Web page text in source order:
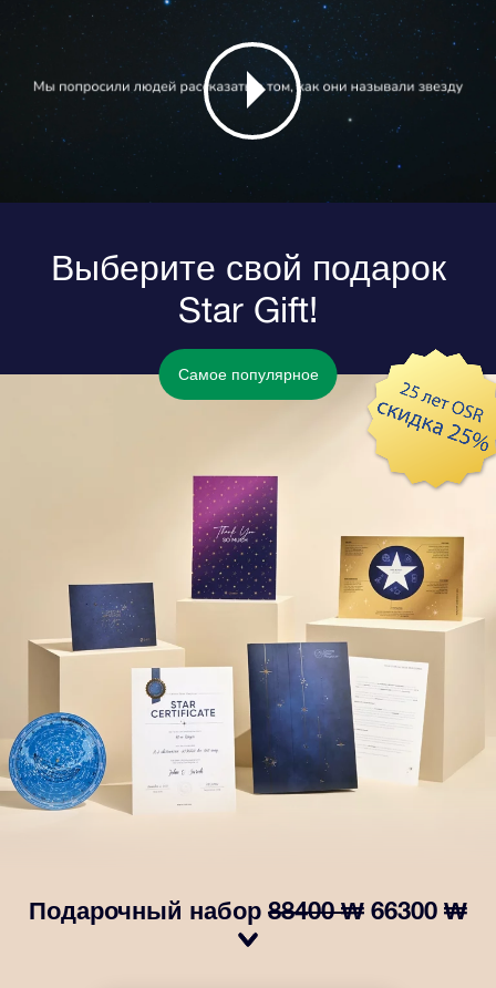
Выберите свой подарок
Star Gift!
Самое популярное
Подарочный набор 88400 ₩ 66300 ₩